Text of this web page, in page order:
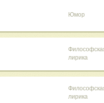
Юмор
лирика
лирика